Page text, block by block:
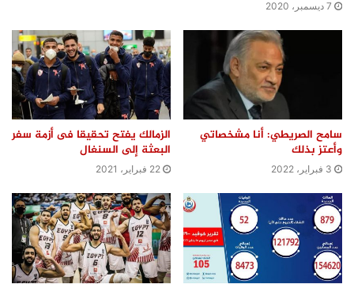
7 ديسمبر، 2020
سامح الصريطي: أنا مشخصاتي
وأعتز بذلك
3 فبراير، 2022
الزمالك يفتح تحقيقا فى أزمة سفر
البعثة إلى السنغال
22 فبراير، 2021